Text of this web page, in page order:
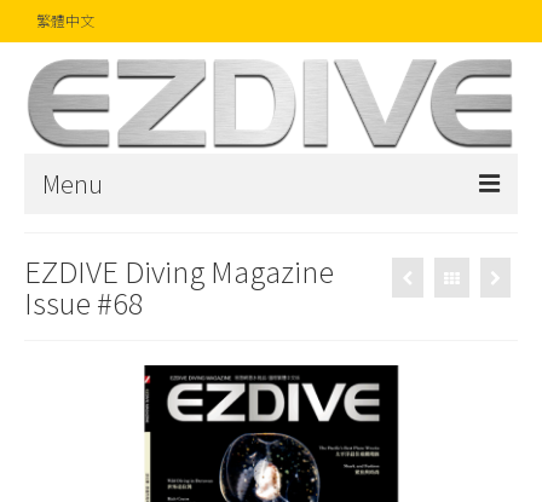
繁體中文
Menu
雜誌
EZDIVE Diving Magazine
Issue #68